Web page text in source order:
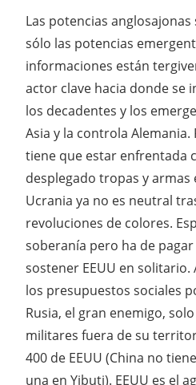
Las potencias anglosajonas
sólo las potencias
informaciones están
actor clave hacia donde se
los decadentes y los
Asia y la controla Alemania.
tiene que estar enfrentada
desplegado tropas y armas
Ucrania ya no es neutral
revoluciones de colores.
soberanía pero ha de
sostener EEUU en
los presupuestos sociales
Rusia, el gran enemigo,
militares fuera de su
400 de EEUU (China no
una en Yibuti). EEUU es el